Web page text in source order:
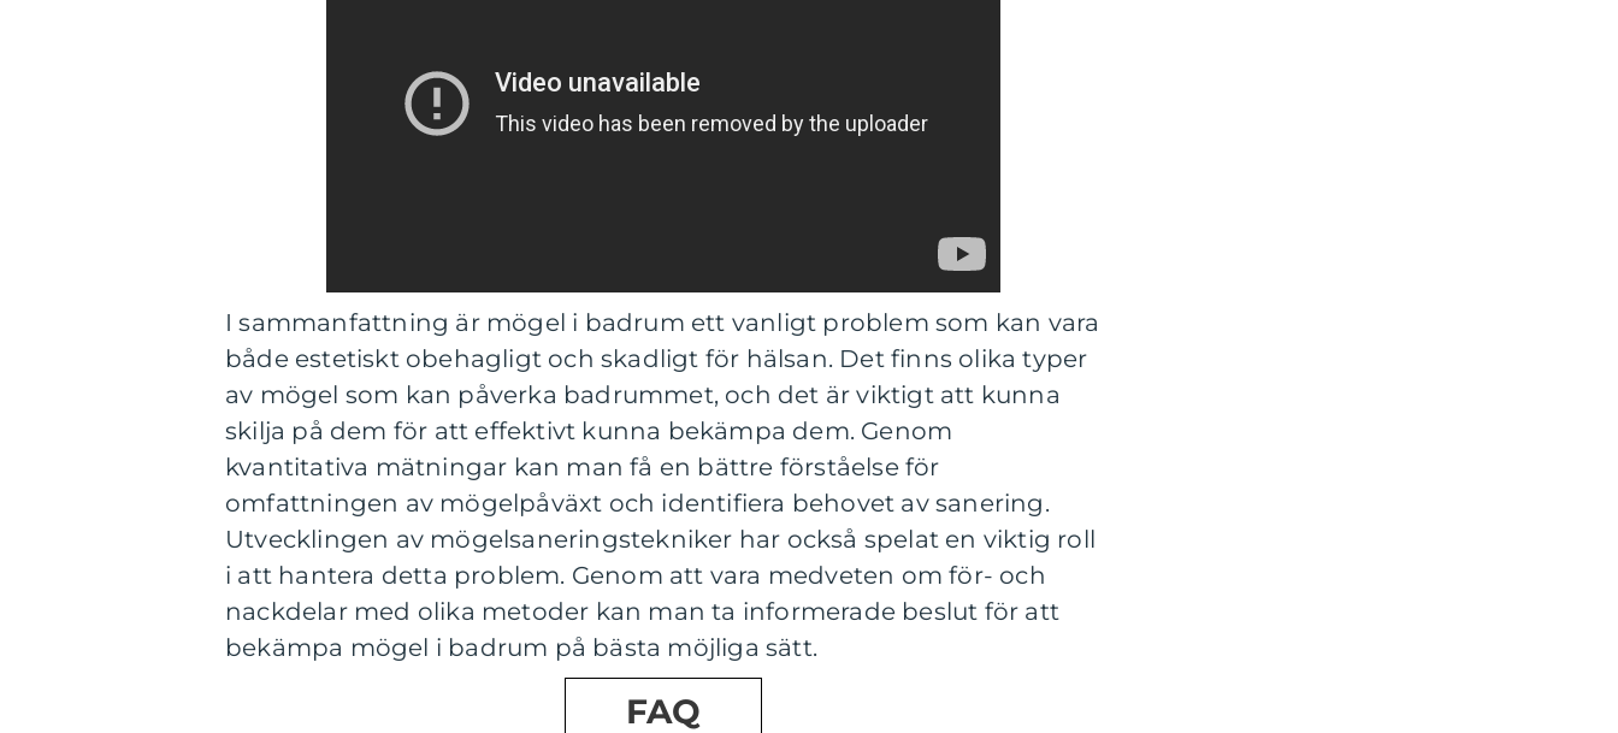
I sammanfattning är mögel i badrum ett vanligt problem som kan vara
både estetiskt obehagligt och skadligt för hälsan. Det finns olika typer
av mögel som kan påverka badrummet, och det är viktigt att kunna
skilja på dem för att effektivt kunna bekämpa dem. Genom
kvantitativa mätningar kan man få en bättre förståelse för
omfattningen av mögelpåväxt och identifiera behovet av sanering.
Utvecklingen av mögelsaneringstekniker har också spelat en viktig roll
i att hantera detta problem. Genom att vara medveten om för- och
nackdelar med olika metoder kan man ta informerade beslut för att
bekämpa mögel i badrum på bästa möjliga sätt.
FAQ